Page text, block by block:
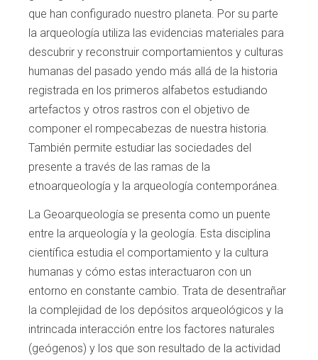
que han configurado nuestro planeta. Por su parte
la arqueología utiliza las evidencias materiales para
descubrir y reconstruir comportamientos y culturas
humanas del pasado yendo más allá de la historia
registrada en los primeros alfabetos estudiando
artefactos y otros rastros con el objetivo de
componer el rompecabezas de nuestra historia.
También permite estudiar las sociedades del
presente a través de las ramas de la
etnoarqueología y la arqueología contemporánea.
La Geoarqueología se presenta como un puente
entre la arqueología y la geología. Esta disciplina
científica estudia el comportamiento y la cultura
humanas y cómo estas interactuaron con un
entorno en constante cambio. Trata de desentrañar
la complejidad de los depósitos arqueológicos y la
intrincada interacción entre los factores naturales
(geógenos) y los que son resultado de la actividad